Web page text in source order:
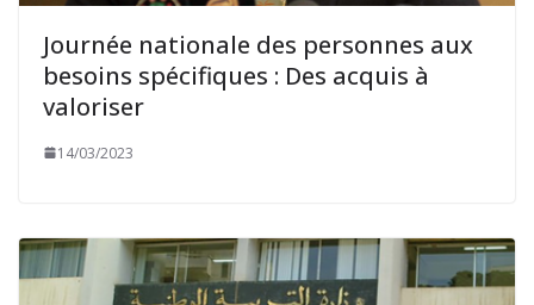
Journée nationale des personnes aux
besoins spécifiques : Des acquis à
valoriser
14/03/2023